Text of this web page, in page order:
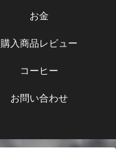
お金
購入商品レビュー
コーヒー
お問い合わせ